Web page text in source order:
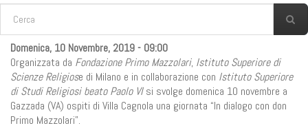
FORM DI RICERCA
Domenica, 10 Novembre, 2019 - 09:00
Organizzata da Fondazione Primo Mazzolari, Istituto Superiore di
Scienze Religiose di Milano e in collaborazione con Istituto Superiore
di Studi Religiosi beato Paolo VIsi svolge domenica 10 novembre a
Gazzada (VA) ospiti di Villa Cagnola una giornata “In dialogo con don
Primo Mazzolari”.